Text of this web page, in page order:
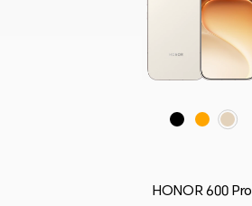
ذهبي فاتح
HONOR 600 Pro